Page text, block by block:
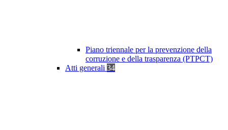
Piano triennale per la prevenzione della
corruzione e della trasparenza (PTPCT)
Atti generali 34